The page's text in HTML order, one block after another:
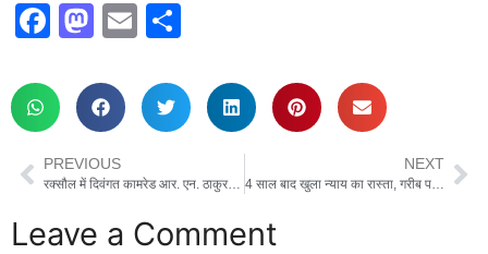
F
c
e
b
o
o
M
st
o
d
o
n
E
ail ar
e
PREVIOUS
रक्सौल में दिवंगत कामरेड आर. एन. ठाकुर को श्रद्धांजलि, रेलवे कर्मचारियों ने शोकसभा आयोजित कर दी भावभीनी श्रद्धांजलि
NEXT
4 साल बाद खुला न्याय का रास्ता, गरीब परिवार की आंखों में छलके खुशी के आंसू
Leave a Comment